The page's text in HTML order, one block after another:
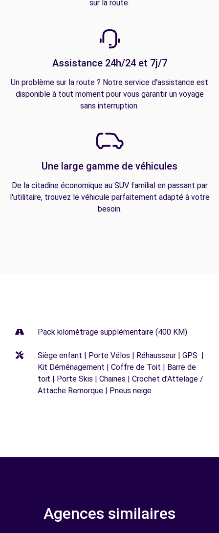
sur la route.
Assistance 24h/24 et 7j/7
Un problème sur la route ? Notre service d'assistance est
disponible à tout moment pour vous garantir un voyage
sans interruption.
Une large gamme de véhicules
De la citadine économique au SUV familial en passant par
l'utilitaire, trouvez le véhicule parfaitement adapté à votre
besoin.
Pack kilométrage supplémentaire (400 KM)
Siège enfant | Porte Vélos | Réhausseur | GPS |
Kit Déménagement | Coffre de Toit | Barre de
toit | Porte Skis | Chaines | Crochet d'Attelage /
Attache Remorque | Pneus neige
Agences similaires